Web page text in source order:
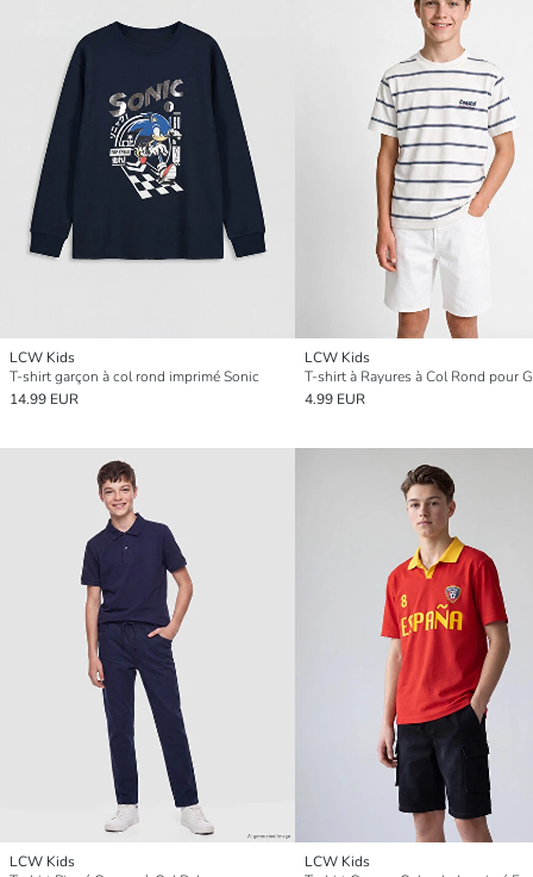
LCW Kids
T-shirt garçon à col rond imprimé Sonic
14.99 EUR
LCW Kids
T-shirt à Rayures à Col Rond pour
4.99 EUR
LCW Kids
LCW Kids